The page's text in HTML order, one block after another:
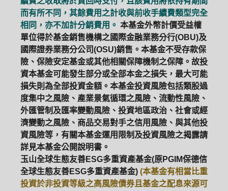
而有所不同，其餘費用之計收與前收手續費類型完全
相同，亦不加計分銷費用。 本基金外幣計價受益權
單位得於基金銷售機構之國際金融業務分行(OBU)及
國際證券業務分公司(OSU)銷售。本基金不受存款保
險、保險安定基金或其他相關保障機制之保障。故投
資本基金可能發生部分或全部本金之損失，最大可能
損失則為全部投資金額。本基金投資風險包括類股過
度集中之風險、產業景氣循環之風險、流動性風險、
外匯管制及匯率變動風險、投資地區政治、社會或經
濟變動之風險、商品交易對手之信用風險、與其他投
資風險等，有關本基金運用限制及投資風險之揭露請
詳見本基金公開說明書。
玉山全球生態友善ESG多重資產基金(原PGIM保德信
全球生態友善ESG多重資產基金) (本基金有相當比重
投資於非投資等級之高風險債券且基金之配息來源可